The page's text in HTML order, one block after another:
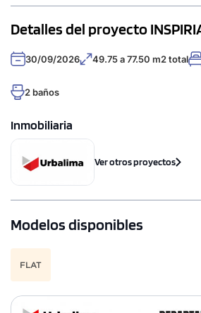
Detalles del proyecto
30/09/2026 49.75 a 77.50 m2 total
2 baños
Inmobiliaria
Ver otros proyectos
Modelos disponibles
FLAT